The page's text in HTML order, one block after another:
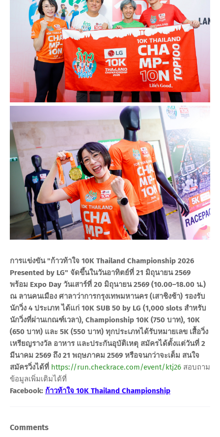
การแข่งขัน "ก้าวท้าใจ 10K Thailand Championship 2026
Presented by LG" จัดขึ้นในวันอาทิตย์ที่ 21 มิถุนายน 2569
พร้อม Expo Day วันเสาร์ที่ 20 มิถุนายน 2569 (10.00–18.00 น.)
ณ ลานคนเมือง ศาลาว่าการกรุงเทพมหานคร (เสาชิงช้า) รองรับ
นักวิ่ง 4 ประเภท ได้แก่ 10K SUB 50 by LG (1,000 slots สำหรับ
นักวิ่งที่ผ่านเกณฑ์เวลา), Championship 10K (750 บาท), 10K
(650 บาท) และ 5K (550 บาท) ทุกประเภทได้รับหมายเลข เสื้อวิ่ง
เหรียญรางวัล อาหาร และประกันอุบัติเหตุ สมัครได้ตั้งแต่วันที่ 2
มีนาคม 2569 ถึง 21 พฤษภาคม 2569 หรือจนกว่าจะเต็ม สนใจ
สมัครวิ่งได้ที่ https://run.checkrace.com/event/ktj26 สอบถาม
ข้อมูลเพิ่มเติมได้ที่
Facebook: ก้าวท้าใจ 10K Thailand Championship
Comments